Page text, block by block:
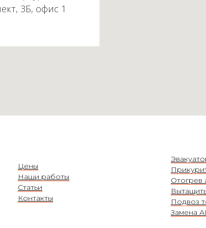
3Б, офис 1
Цены
Наши работы
Статьи
Контакты
Отогрев
Подвоз
Замена